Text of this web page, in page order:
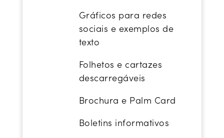
Gráficos para redes
sociais e exemplos de
texto
Folhetos e cartazes
descarregáveis
Brochura e Palm Card
Boletins informativos